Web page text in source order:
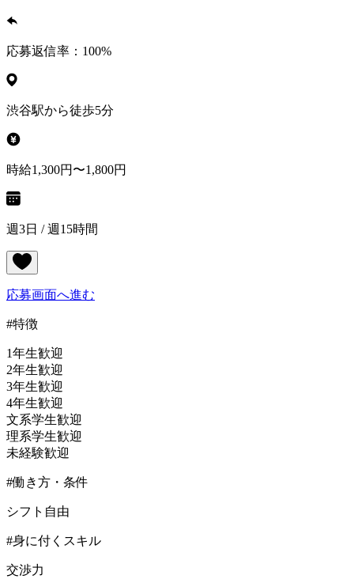
応募返信率： 100%
渋谷駅から徒歩5分
時給1,300円〜1,800円
週3日 / 週15時間
応募画面へ進む
#特徴
1年生歓迎
2年生歓迎
3年生歓迎
4年生歓迎
文系学生歓迎
理系学生歓迎
未経験歓迎
#働き方・条件
シフト自由
#身に付くスキル
交渉力